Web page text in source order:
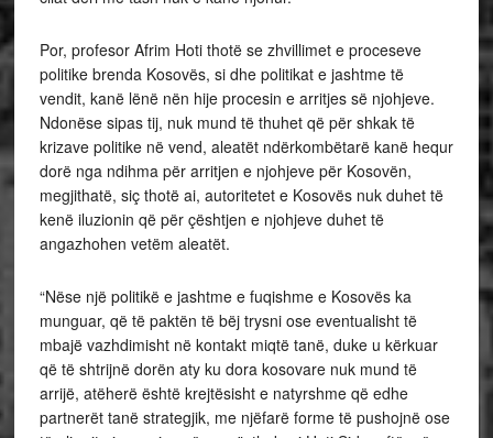
Por, profesor Afrim Hoti thotë se zhvillimet e proceseve
politike brenda Kosovës, si dhe politikat e jashtme të
vendit, kanë lënë nën hije procesin e arritjes së njohjeve.
Ndonëse sipas tij, nuk mund të thuhet që për shkak të
krizave politike në vend, aleatët ndërkombëtarë kanë hequr
dorë nga ndihma për arritjen e njohjeve për Kosovën,
megjithatë, siç thotë ai, autoritetet e Kosovës nuk duhet të
kenë iluzionin që për çështjen e njohjeve duhet të
angazhohen vetëm aleatët.
“Nëse një politikë e jashtme e fuqishme e Kosovës ka
munguar, që të paktën të bëj trysni ose eventualisht të
mbajë vazhdimisht në kontakt miqtë tanë, duke u kërkuar
që të shtrijnë dorën aty ku dora kosovare nuk mund të
arrijë, atëherë është krejtësisht e natyrshme që edhe
partnerët tanë strategjik, me njëfarë forme të pushojnë ose